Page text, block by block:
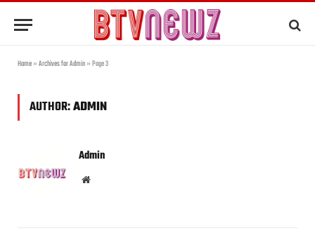
Home»Archives for Admin»Page 3
AUTHOR:ADMIN
Admin
Website